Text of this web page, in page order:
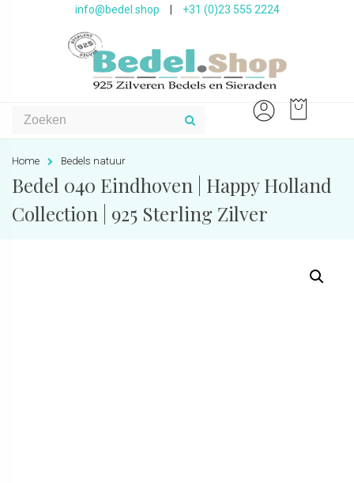
info@bedel.shop +31 (0)23 555 2224
Home Bedels natuur
Bedel 040 Eindhoven | Happy Holland
Collection | 925 Sterling Zilver